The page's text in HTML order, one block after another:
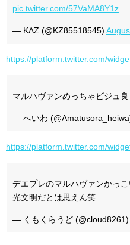
pic.twitter.com/57VaMA8Y1z
— KΛZ (@KZ85518545)
https://platform.twitter.com/
マルハヴァンめっちゃビジュ良
— へいわ
https://platform.twitter.com/
デエプレのマルハヴァンかっ
光文明だとは思えん笑
— くもくらうど (@cloud8261)